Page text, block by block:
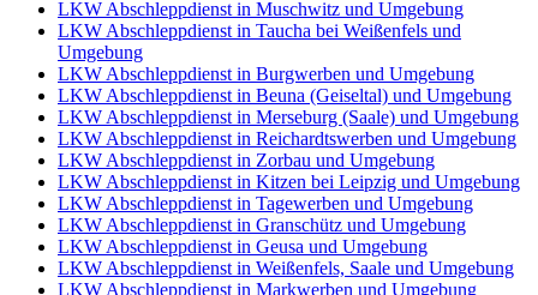
LKW Abschleppdienst in Muschwitz und Umgebung
LKW Abschleppdienst in Taucha bei Weißenfels und
Umgebung
LKW Abschleppdienst in Burgwerben und Umgebung
LKW Abschleppdienst in Beuna (Geiseltal) und Umgebung
LKW Abschleppdienst in Merseburg (Saale) und Umgebung
LKW Abschleppdienst in Reichardtswerben und Umgebung
LKW Abschleppdienst in Zorbau und Umgebung
LKW Abschleppdienst in Kitzen bei Leipzig und Umgebung
LKW Abschleppdienst in Tagewerben und Umgebung
LKW Abschleppdienst in Granschütz und Umgebung
LKW Abschleppdienst in Geusa und Umgebung
LKW Abschleppdienst in Weißenfels, Saale und Umgebung
LKW Abschleppdienst in Markwerben und Umgebung